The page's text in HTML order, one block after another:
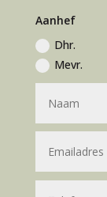
Aanhef
Dhr.
Mevr.